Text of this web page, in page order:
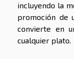
incluyendo la
promoción de
convierte en
cualquier plato.